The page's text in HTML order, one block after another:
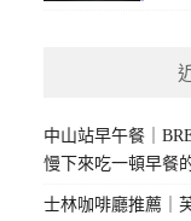
中山站早午餐｜
慢下來吃一頓早餐
士林咖啡廳推薦｜